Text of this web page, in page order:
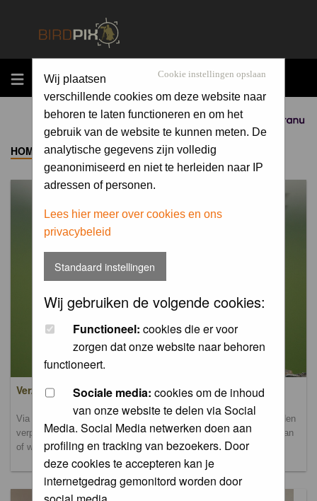
MENU
Sponsored by
Cookie instellingen opslaan
Wij plaatsen
verschillende cookies om deze website naar
behoren te laten functioneren en om het
gebruik van de website te kunnen meten. De
analytische gegevens zijn volledig
geanonimiseerd en niet te herleiden naar IP
adressen of personen.
Lees hier meer over cookies en ons
privacybeleid
Standaard instellingen
Wij gebruiken de volgende cookies:
Functioneel: cookies die er voor
zorgen dat onze website naar behoren
functioneert.
Sociale media: cookies om de inhoud
van onze website te delen via Social
Media. Social Media netwerken doen aan
profiling en tracking van bezoekers. Door
deze cookies te accepteren kan je
internetgedrag gemonitord worden door
HOME ->ALBUM
Verzamel- en uploadalbum
Via dit album kun je foto's uploaden. Onderscheidende foto's worden
verplaatst naar de database-albums. Andere foto's blijven hier staan
of worden verplaatst naar het verbeteralbum.